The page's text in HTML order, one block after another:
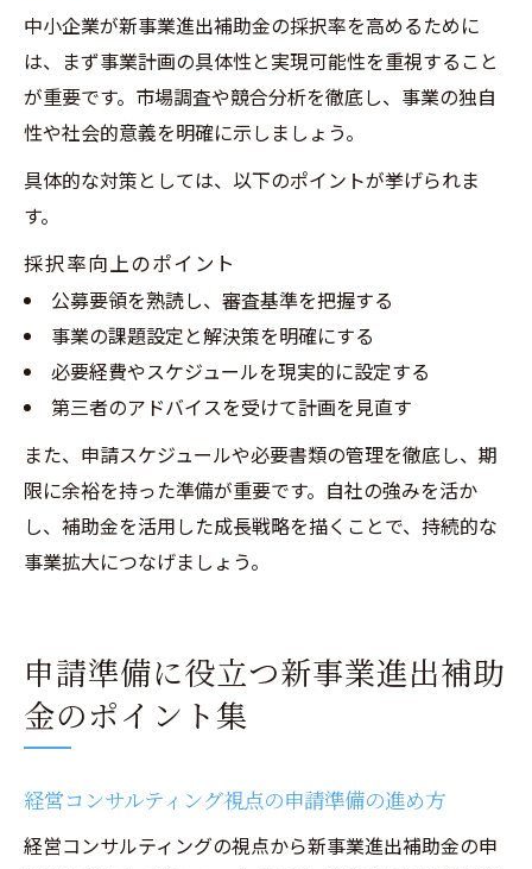
中小企業が新事業進出補助金の採択率を高めるために
は、まず事業計画の具体性と実現可能性を重視すること
が重要です。市場調査や競合分析を徹底し、事業の独自
性や社会的意義を明確に示しましょう。
具体的な対策としては、以下のポイントが挙げられま
す。
採択率向上のポイント
公募要領を熟読し、審査基準を把握する
事業の課題設定と解決策を明確にする
必要経費やスケジュールを現実的に設定する
第三者のアドバイスを受けて計画を見直す
また、申請スケジュールや必要書類の管理を徹底し、期
限に余裕を持った準備が重要です。自社の強みを活か
し、補助金を活用した成長戦略を描くことで、持続的な
事業拡大につなげましょう。
申請準備に役立つ新事業進出補助
金のポイント集
経営コンサルティング視点の申請準備の進め方
経営コンサルティングの視点から新事業進出補助金の申